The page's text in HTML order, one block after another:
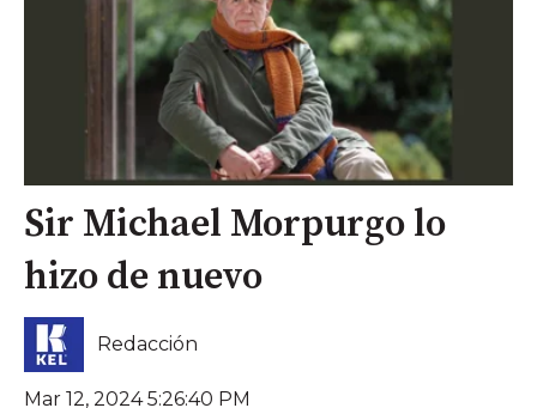
Sir Michael Morpurgo lo
hizo de nuevo
Redacción
Mar 12, 2024 5:26:40 PM